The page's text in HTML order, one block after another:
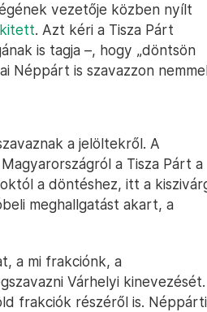
vezetője közben nyílt
. Azt kéri a Tisza Párt
is tagja –, hogy „döntsön
Néppárt is szavazzon
a jelöltekről. A
a Tisza Párt a
a döntéshez, itt a
meghallgatást akart, a
a mi frakciónk, a
Várhelyi kinevezését.
frakciók részéről is. Néppárti